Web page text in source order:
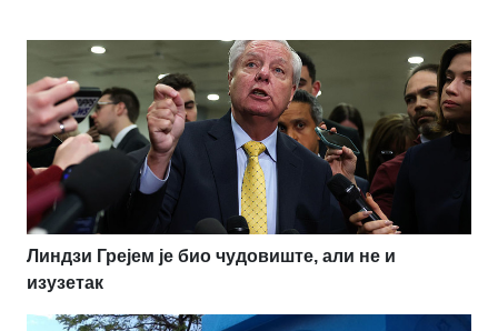
Линдзи Грејем је био чудовиште, али не и
изузетак